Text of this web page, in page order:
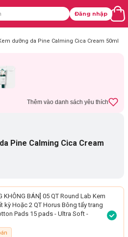
Đăng nhập
dưỡng da Pine Calming Cica Cream 50ml
Thêm vào danh sách yêu thích
Pine Calming Cica Cream
KHÔNG BÁN] 05 QT Round Lab Kem
kỳ Hoặc 2 QT Horus Bông tẩy trang
Pads 15 pads - Ultra Soft -